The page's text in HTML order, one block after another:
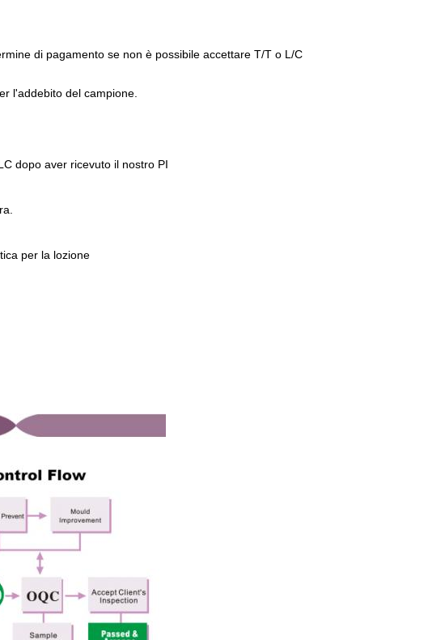
di pagamento se non è possibile accettare T/T o L/C
l'addebito del campione.
dopo aver ricevuto il nostro PI
per la lozione